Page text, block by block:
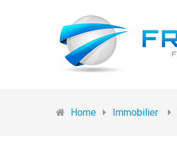
Home Immobilier